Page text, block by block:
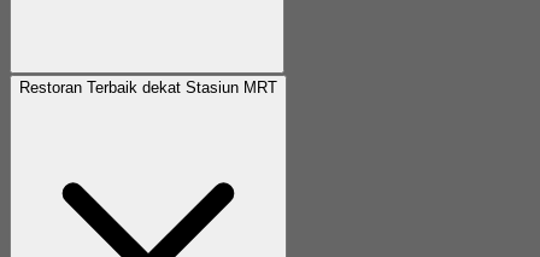
Restoran Terbaik dekat Stasiun MRT